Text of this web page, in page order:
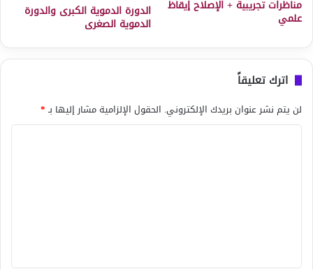
مناظرات تجريبية + الإصلاح إيقاظ
علمي الدورة الدموية الكبرى والدورة
الدموية الصغرى
اترك تعليقاً
لن يتم نشر عنوان بريدك الإلكتروني. الحقول الإلزامية مشار إليها بـ*